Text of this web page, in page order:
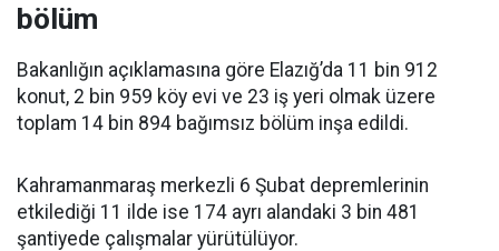
bölüm
Bakanlığın açıklamasına göre Elazığ’da 11 bin 912
konut, 2 bin 959 köy evi ve 23 iş yeri olmak üzere
toplam 14 bin 894 bağımsız bölüm inşa edildi.
Kahramanmaraş merkezli 6 Şubat depremlerinin
etkilediği 11 ilde ise 174 ayrı alandaki 3 bin 481
şantiyede çalışmalar yürütülüyor.